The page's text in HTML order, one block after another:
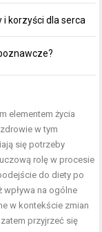
i korzyści dla serca
elementem życia
w tym
się potrzeby
rolę w procesie
do diety po
wpływa na ogólne
w kontekście zmian
przyjrzeć się